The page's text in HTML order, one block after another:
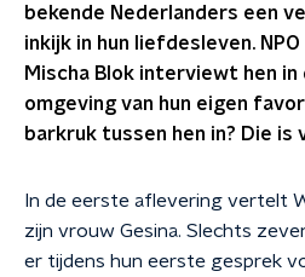
bekende Nederlanders een
inkijk in hun liefdesleven.
Mischa Blok interviewt hen
omgeving van hun eigen
barkruk tussen hen in? Die is
In de eerste aflevering vertelt
zijn vrouw Gesina. Slechts
er tijdens hun eerste gesprek